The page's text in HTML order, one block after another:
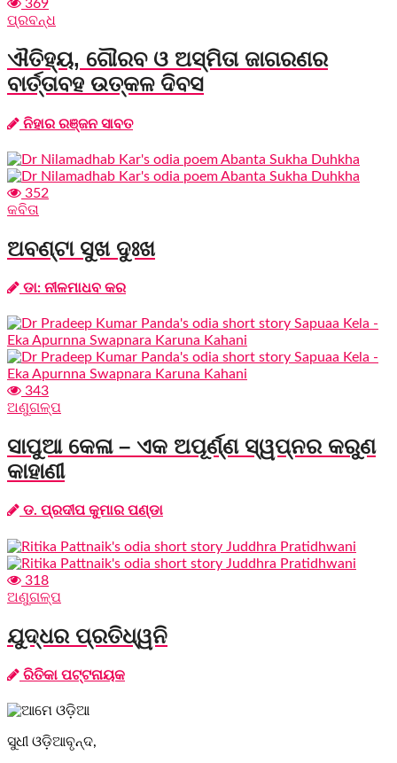
369
ପ୍ରବନ୍ଧ
ଐତିହ୍ୟ, ଗୌରବ ଓ ଅସ୍ମିତା ଜାଗରଣର
ବାର୍ତ୍ତାବହ ଉତ୍କଳ ଦିବସ
ନିହାର ରଞ୍ଜନ ସାବତ
352
କବିତା
ଅବଣ୍ଟା ସୁଖ ଦୁଃଖ
ଡା: ନୀଳମାଧବ କର
343
ଅଣୁଗଳ୍ପ
ସାପୁଆ କେଳା – ଏକ ଅପୂର୍ଣ୍ଣ ସ୍ୱପ୍ନର କରୁଣ
କାହାଣୀ
ଡ. ପ୍ରଦୀପ କୁମାର ପଣ୍ଡା
318
ଅଣୁଗଳ୍ପ
ଯୁଦ୍ଧର ପ୍ରତିଧ୍ୱନି
ରିତିକା ପଟ୍ଟନାୟକ
ସୁଧୀ ଓଡ଼ିଆବୃନ୍ଦ,